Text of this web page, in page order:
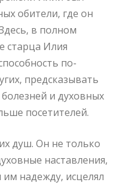
обители, где он
в полном
старца Илия
по-
предсказывать
и духовных
посетителей.
душ. Он не только
наставления,
им надежду, исцелял